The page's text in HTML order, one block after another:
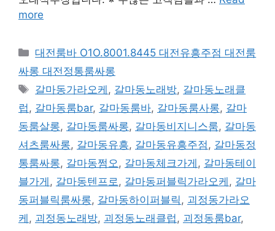
more
카
테
리
대전룸바 O1O.8001.8445 대전유흥주점 대전룸
싸롱 대전정통룸싸롱
태
그
갈마동가라오케 , 갈마동노래방, 갈마동노래클
럽, 갈마동룸bar, 갈마동룸바, 갈마동룸사롱, 갈마
동룸살롱, 갈마동룸싸롱, 갈마동비지니스룸, 갈마동
셔츠룸싸롱, 갈마동유흥, 갈마동유흥주점, 갈마동정
통룸싸롱, 갈마동쩜오, 갈마동체크가게 , 갈마동테이
블가게 , 갈마동텐프로, 갈마동퍼블릭가라오케 , 갈마
동퍼블릭룸싸롱, 갈마동하이퍼블릭, 괴정동가라오
케 , 괴정동노래방, 괴정동노래클럽, 괴정동룸bar,